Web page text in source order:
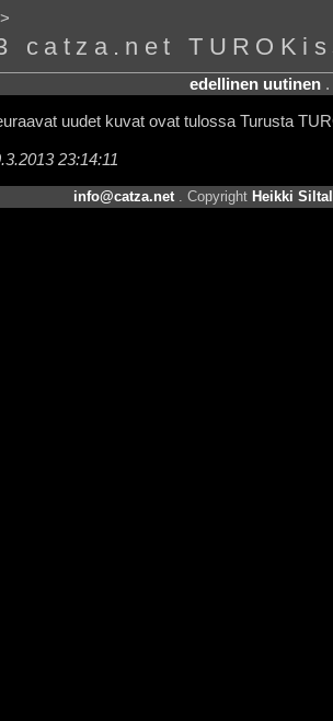
catza.net
edellinen uutinen.
uudet kuvat ovat tulossa Turusta
23:14:11
info@catza.net. Copyright Heikki